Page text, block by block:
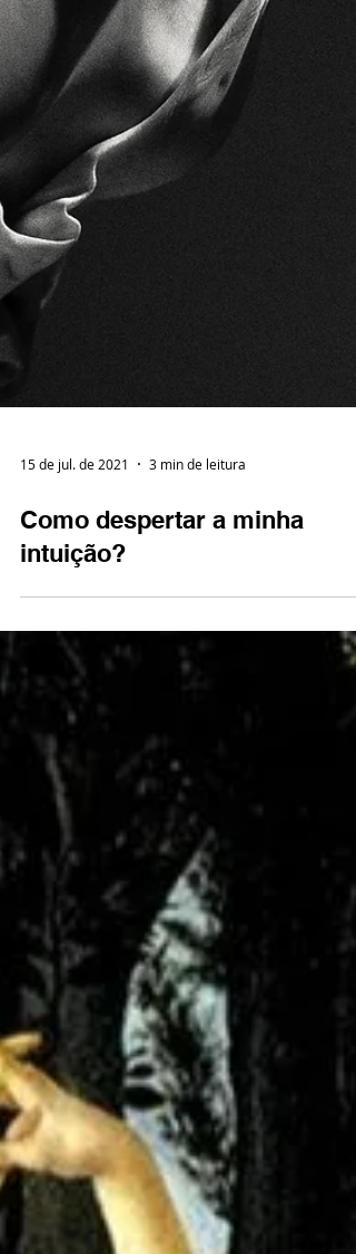
15 de jul. de 2021 3 min de leitura
Como despertar a minha
intuição?